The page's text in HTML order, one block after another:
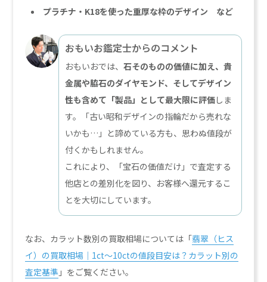
プラチナ・K18を使った重厚な枠のデザイン など
おもいお鑑定士からのコメント
おもいおでは、石そのものの価値に加え、貴
金属や脇石のダイヤモンド、そしてデザイン
性も含めて「製品」として最大限に評価しま
す。「古い昭和デザインの指輪だから売れな
いかも…」と諦めている方も、思わぬ値段が
付くかもしれません。
これにより、「宝石の価値だけ」で査定する
他店との差別化を図り、お客様へ還元するこ
とを大切にしています。
なお、カラット数別の買取相場については「翡翠（ヒス
イ）の買取相場｜1ct～10ctの値段目安は？カラット別の
査定基準 」をご覧ください。